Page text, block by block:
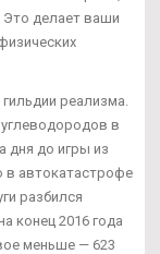
Это делает ваши
реализма.
в
дня до игры из
автокатастрофе
разбился
конец 2016 года
меньше — 623